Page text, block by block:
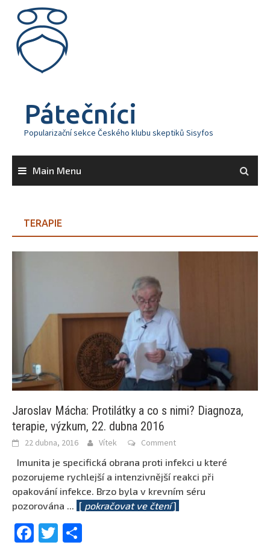
content
Pátečníci
Popularizační sekce Českého klubu skeptiků Sisyfos
Main Menu
TERAPIE
Jaroslav Mácha: Protilátky a co s nimi? Diagnoza,
terapie, výzkum, 22. dubna 2016
22 dubna, 2016 Vítek Comment
Imunita je specifická obrana proti infekci u které
pozorujeme rychlejší a intenzivnější reakci při
opakování infekce. Brzo byla v krevním séru
pozorována ... [ pokračovat ve čtení]
Facebook
Twitter